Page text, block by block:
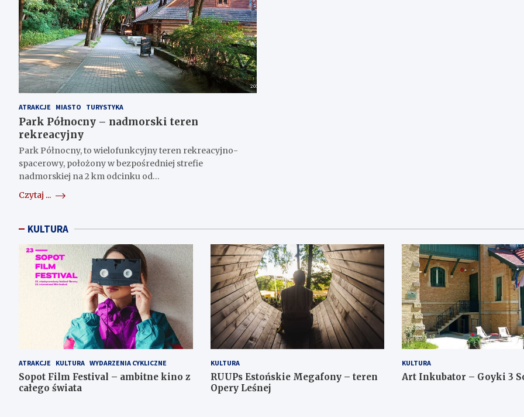
ATRAKCJE MIASTO TURYSTYKA
Park Północny – nadmorski teren
rekreacyjny
Park Północny, to wielofunkcyjny teren rekreacyjno-
spacerowy, położony w bezpośredniej strefie
nadmorskiej na 2 km odcinku od…
Czytaj ...
KULTURA
ATRAKCJE KULTURA WYDARZENIA CYKLICZNE
Sopot Film Festival – ambitne kino z
całego świata
KULTURA
RUUPs Estońskie Megafony – teren
Opery Leśnej
KULTURA
Art Inkubator – Goyki 3